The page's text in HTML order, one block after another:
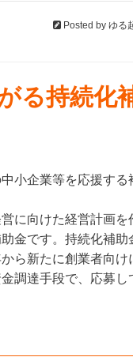
Posted by ゆる
る持続化
小企業等を応援する
に向けた経営計画を
金です。持続化補助
ら新たに創業者向け
調達手段で、応募し